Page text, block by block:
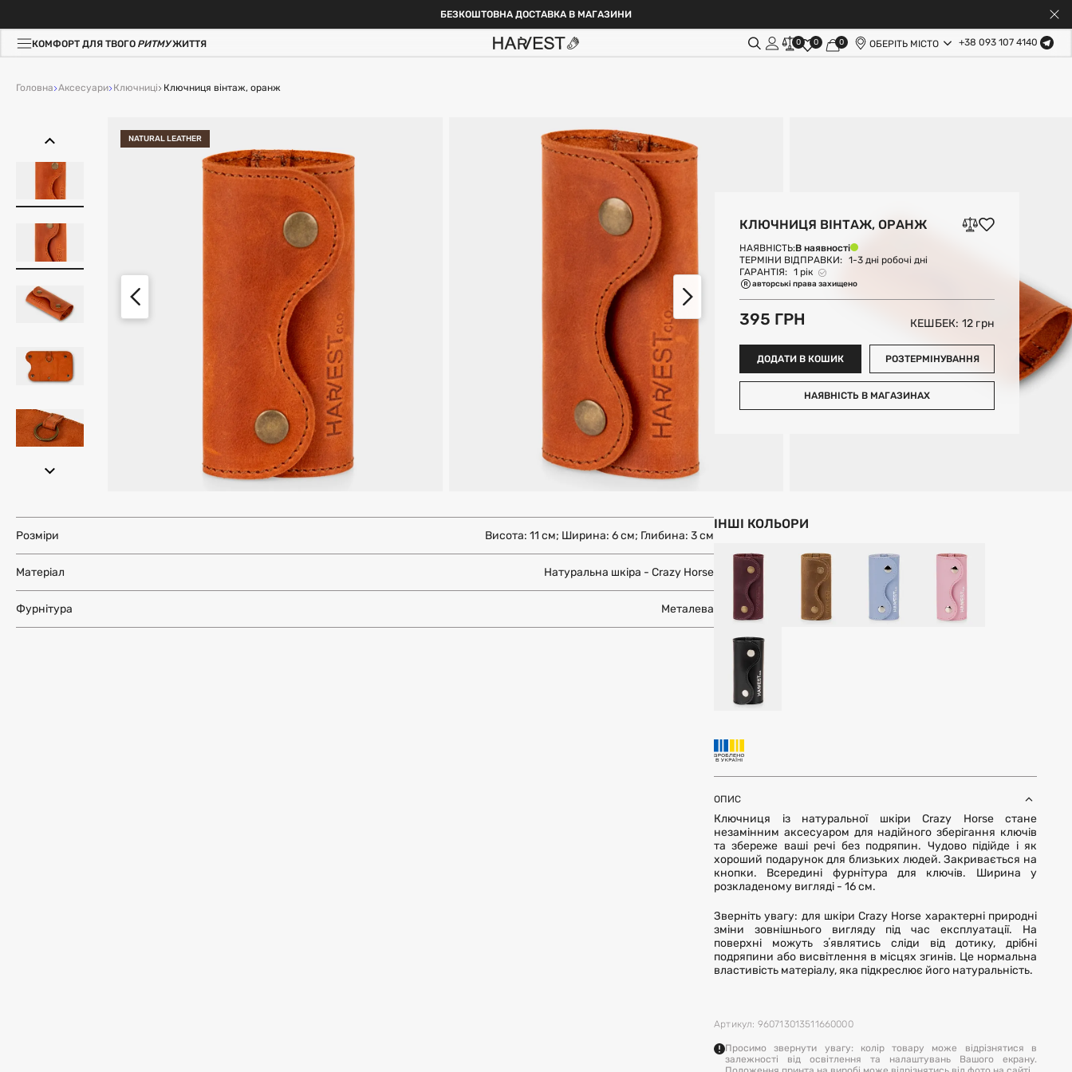
БЕЗКОШТОВНА ДОСТАВКА В МАГАЗИНИ
КОМФОРТ ДЛЯ ТВОГОРИТМУЖИТТЯ 0 0 0 ОБЕРІТЬ МІСТО +38 093 107 4140
Головна Аксесуари Ключниці Ключниця вінтаж, оранж
NATURAL LEATHER
КЛЮЧНИЦЯ ВІНТАЖ, ОРАНЖ
НАЯВНІСТЬ:В наявності
ТЕРМІНИ ВІДПРАВКИ: 1-3 дні робочі дні
ГАРАНТІЯ: 1 рік
авторські права захищено
395 ГРН КЕШБЕК: 12грн
ДОДАТИ В КОШИК РОЗТЕРМІНУВАННЯ
НАЯВНІСТЬ В МАГАЗИНАХ
Розміри Висота: 11 см; Ширина: 6 см; Глибина: 3 см
Матеріал Натуральна шкіра - Crazy Horse
Фурнітура Металева
ІНШІ КОЛЬОРИ
ОПИС
Ключниця із натуральної шкіри Crazy Horse стане
незамінним аксесуаром для надійного зберігання ключів
та збереже ваші речі без подряпин. Чудово підійде і як
хороший подарунок для близьких людей. Закривається на
кнопки. Всередині фурнітура для ключів. Ширина у
розкладеному вигляді - 16 см.
Зверніть увагу: для шкіри Crazy Horse характерні природні
зміни зовнішнього вигляду під час експлуатації. На
поверхні можуть зʼявлятись сліди від дотику, дрібні
подряпини або висвітлення в місцях згинів. Це нормальна
властивість матеріалу, яка підкреслює його натуральність.
Артикул: 960713013511660000
Просимо звернути увагу: колір товару може відрізнятися в
залежності від освітлення та налаштувань Вашого екрану.